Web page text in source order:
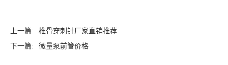
上一篇:
椎骨穿刺针厂家直销推荐
下一篇:
微量泵前管价格